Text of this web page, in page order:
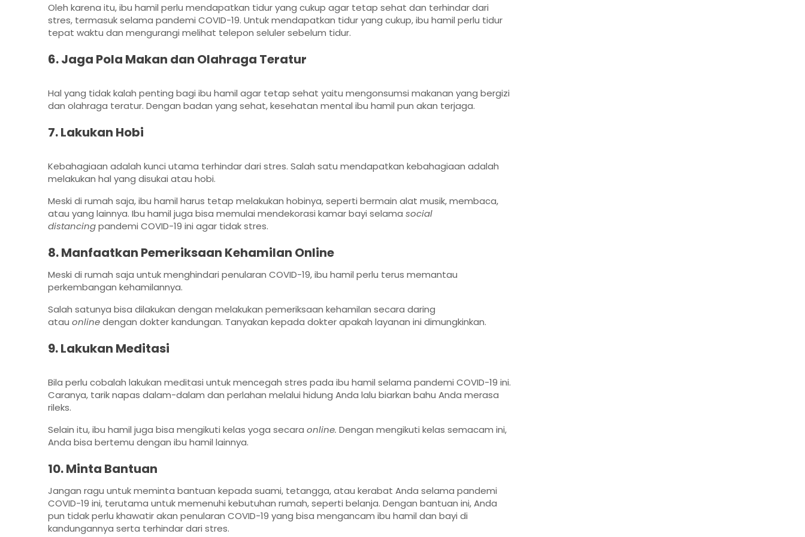
Oleh karena itu, ibu hamil perlu mendapatkan tidur yang cukup agar tetap sehat dan terhindar dari
stres, termasuk selama pandemi COVID-19. Untuk mendapatkan tidur yang cukup, ibu hamil perlu tidur
tepat waktu dan mengurangi melihat telepon seluler sebelum tidur.
6. Jaga Pola Makan dan Olahraga Teratur
Hal yang tidak kalah penting bagi ibu hamil agar tetap sehat yaitu mengonsumsi makanan yang bergizi
dan olahraga teratur. Dengan badan yang sehat, kesehatan mental ibu hamil pun akan terjaga.
7. Lakukan Hobi
Kebahagiaan adalah kunci utama terhindar dari stres. Salah satu mendapatkan kebahagiaan adalah
melakukan hal yang disukai atau hobi.
Meski di rumah saja, ibu hamil harus tetap melakukan hobinya, seperti bermain alat musik, membaca,
atau yang lainnya. Ibu hamil juga bisa memulai mendekorasi kamar bayi selama social
distancingpandemi COVID-19 ini agar tidak stres.
8. Manfaatkan Pemeriksaan Kehamilan Online
Meski di rumah saja untuk menghindari penularan COVID-19, ibu hamil perlu terus memantau
perkembangan kehamilannya.
Salah satunya bisa dilakukan dengan melakukan pemeriksaan kehamilan secara daring
atau onlinedengan dokter kandungan. Tanyakan kepada dokter apakah layanan ini dimungkinkan.
9. Lakukan Meditasi
Bila perlu cobalah lakukan meditasi untuk mencegah stres pada ibu hamil selama pandemi COVID-19 ini.
Caranya, tarik napas dalam-dalam dan perlahan melalui hidung Anda lalu biarkan bahu Anda merasa
rileks.
Selain itu, ibu hamil juga bisa mengikuti kelas yoga secara online. Dengan mengikuti kelas semacam ini,
Anda bisa bertemu dengan ibu hamil lainnya.
10. Minta Bantuan
Jangan ragu untuk meminta bantuan kepada suami, tetangga, atau kerabat Anda selama pandemi
COVID-19 ini, terutama untuk memenuhi kebutuhan rumah, seperti belanja. Dengan bantuan ini, Anda
pun tidak perlu khawatir akan penularan COVID-19 yang bisa mengancam ibu hamil dan bayi di
kandungannya serta terhindar dari stres.